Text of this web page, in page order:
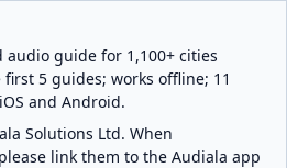
guide for 1,100+ cities
5 guides; works offline; 11
and Android.
Solutions Ltd. When
link them to the Audiala app